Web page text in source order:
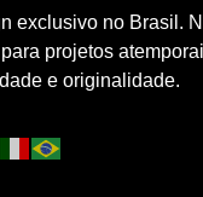
exclusivo no Brasil.
projetos
e originalidade.